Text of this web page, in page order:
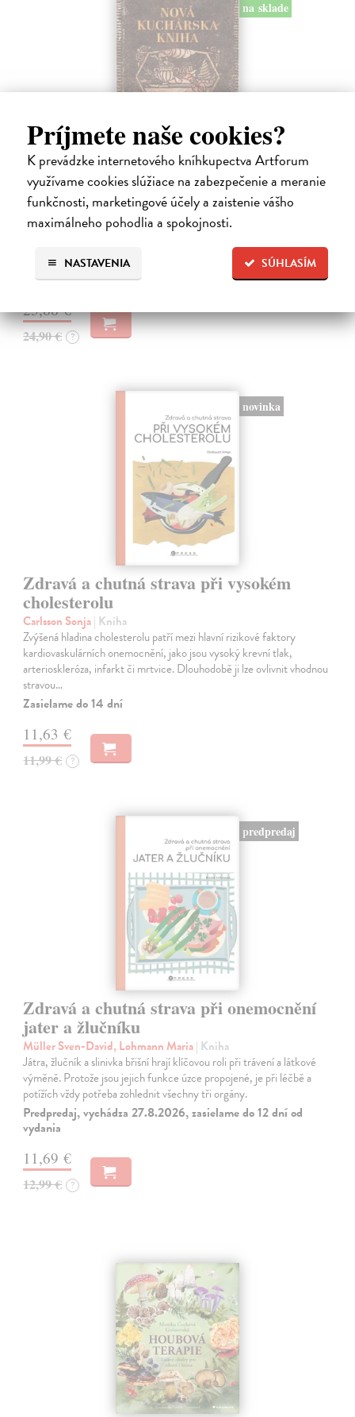
Príjmete naše cookies?
K prevádzke internetového kníhkupectva Artforum
využívame cookies slúžiace na zabezpečenie a meranie
funkčnosti, marketingové účely a zaistenie vášho
maximálneho pohodlia a spokojnosti.
SÚHLASÍM
NASTAVENIA
na sklade
Nová kuchárska kniha
Vansová Terézia (zost.)
| Kniha
Máte pravdu, knižný trh prekypuje kuchárskymi knihami. Nová
kuchárska kniha z pera najpovolanejšej gazdinky Terézie Vansovej je
však dielom, ktoré zaručene obohatí každú domácnosť.
Na sklade ?
23,66 €
24,90 € ?
novinka
Zdravá a chutná strava při vysokém
cholesterolu
Carlsson Sonja| Kniha
Zvýšená hladina cholesterolu patří mezi hlavní rizikové faktory
kardiovaskulárních onemocnění, jako jsou vysoký krevní tlak,
arterioskleróza, infarkt či mrtvice. Dlouhodobě ji lze ovlivnit vhodnou
stravou…
Zasielame do 14 dní
11,63 €
11,99 € ?
predpredaj
Zdravá a chutná strava při onemocnění
jater a žlučníku
Müller Sven-David, Lohmann Maria| Kniha
Játra, žlučník a slinivka břišní hrají klíčovou roli při trávení a látkové
výměně. Protože jsou jejich funkce úzce propojené, je při léčbě a
potížích vždy potřeba zohlednit všechny tři orgány.
Predpredaj, vychádza 27.8.2026, zasielame do 12 dní od
vydania
11,69 €
12,99 € ?